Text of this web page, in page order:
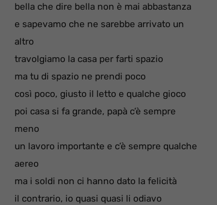
bella che dire bella non è mai abbastanza
e sapevamo che ne sarebbe arrivato un
altro
travolgiamo la casa per farti spazio
ma tu di spazio ne prendi poco
così poco, giusto il letto e qualche gioco
poi casa si fa grande, papà c’è sempre
meno
un lavoro importante e c’è sempre qualche
aereo
ma i soldi non ci hanno dato la felicità
il contrario, io quasi quasi li odiavo